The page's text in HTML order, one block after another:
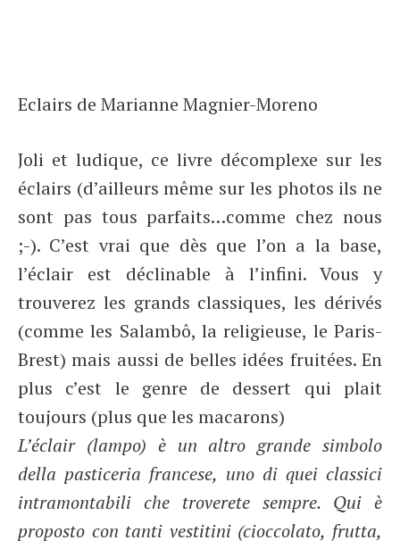
Eclairs de Marianne Magnier-Moreno
Joli et ludique, ce livre décomplexe sur les
éclairs (d’ailleurs même sur les photos ils ne
sont pas tous parfaits…comme chez nous
;-). C’est vrai que dès que l’on a la base,
l’éclair est déclinable à l’infini. Vous y
trouverez les grands classiques, les dérivés
(comme les Salambô, la religieuse, le Paris-
Brest) mais aussi de belles idées fruitées. En
plus c’est le genre de dessert qui plait
toujours (plus que les macarons)
L’éclair (lampo) è un altro grande simbolo
della pasticeria francese, uno di quei classici
intramontabili che troverete sempre. Qui è
proposto con tanti vestitini (cioccolato, frutta,